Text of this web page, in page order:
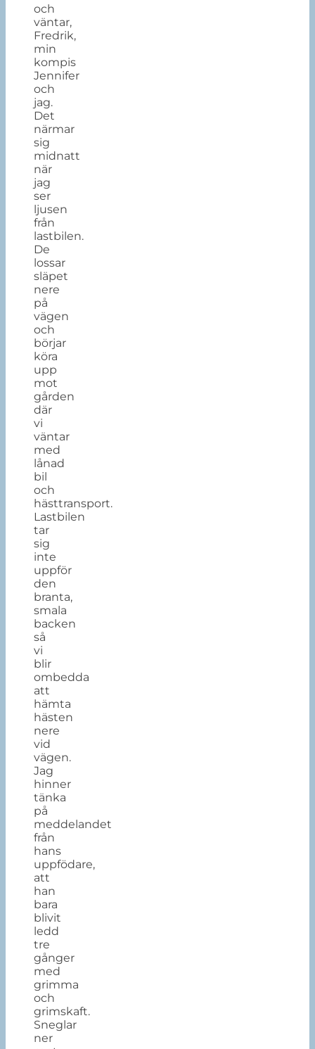
och
väntar,
Fredrik,
min
kompis
Jennifer
och
jag.
Det
närmar
sig
midnatt
när
jag
ser
ljusen
från
lastbilen.
De
lossar
släpet
nere
på
vägen
och
börjar
köra
upp
mot
gården
där
vi
väntar
med
lånad
bil
och
hästtransport.
Lastbilen
tar
sig
inte
uppför
den
branta,
smala
backen
så
vi
blir
ombedda
att
hämta
hästen
nere
vid
vägen.
Jag
hinner
tänka
på
meddelandet
från
hans
uppfödare,
att
han
bara
blivit
ledd
tre
gånger
med
grimma
och
grimskaft.
Sneglar
ner